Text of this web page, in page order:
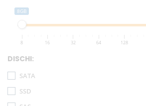
8GB
8 16 32 64 128
DISCHI:
SATA
SSD